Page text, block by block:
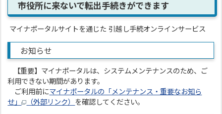
市役所に来ないで転出手続きができます
マイナポータルサイトを通じた 引越し手続オンラインサービス
お知らせ
【重要】マイナポータルは、システムメンテナンスのため、ご
利用できない期間があります。
ご利用前にマイナポータルの「メンテナンス・重要なお知ら
せ」
（外部リンク） を確認してください。